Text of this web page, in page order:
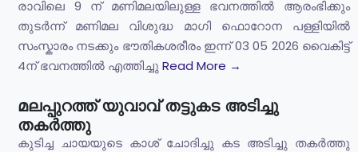
രാവിലെ 9 ന് മണിമലയിലുള്ള ഭവനത്തിൽ ആരംഭിക്കും
തുടർന്ന് മണിമല വിശുദ്ധ മാഗി ഫൊറോന പള്ളിയിൽ
സംസ്കാരം നടക്കും ഭൗതികശരീരം ഇന്ന് 03 05 2026 വൈകിട്ട്
4ന് ഭവനത്തിൽ എത്തിച്ചു Read More →
മലപ്പുറത്ത് യുവാവ് തട്ടുകട അടിച്ചു
തകർത്തു
കുടിച്ച ചായയുടെ കാശ് ചോദിച്ചു കട അടിച്ചു തകർത്തു